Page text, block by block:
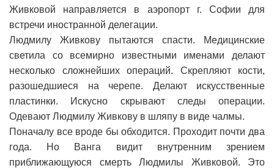
Живковой направляется в аэропорт г. Софии для
встречи иностранной делегации.
Людмилу Живкову пытаются спасти. Медицинские
светила со всемирно известными именами делают
несколько сложнейших операций. Скрепляют кости,
разошедшиеся на черепе. Делают искусственные
пластинки. Искусно скрывают следы операции.
Одевают Людмилу Живкову в шляпу в виде чалмы.
Поначалу все вроде бы обходится. Проходит почти два
года. Но Ванга видит внутренним зрением
приближающуюся смерть Людмилы Живковой. Это